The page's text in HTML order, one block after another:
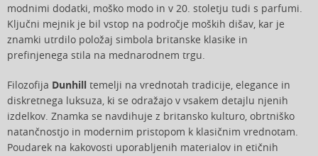
modnimi dodatki, moško modo in v 20. stoletju tudi s parfumi.
Ključni mejnik je bil vstop na področje moških dišav, kar je
znamki utrdilo položaj simbola britanske klasike in
prefinjenega stila na mednarodnem trgu.
Filozofija Dunhill temelji na vrednotah tradicije, elegance in
diskretnega luksuza, ki se odražajo v vsakem detajlu njenih
izdelkov. Znamka se navdihuje z britansko kulturo, obrtniško
natančnostjo in modernim pristopom k klasičnim vrednotam.
Poudarek na kakovosti uporabljenih materialov in etičnih